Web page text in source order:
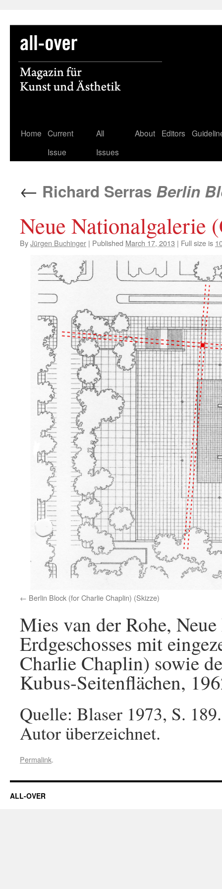
Skip
Home Current
Issue
All
Issues
About Editors
← Richard Serras Berlin
Neue Nationalgalerie
ByJürgen Buchinger | Published March 17, 2013 | Full size is
Berlin Block (for Charlie Chaplin) (Skizze)
Mies van der Rohe,
Erdgeschosses mit
Charlie Chaplin) sowie
Kubus-Seitenflächen,
Quelle: Blaser 1973, S.
Autor überzeichnet.
Permalink.
ALL-OVER